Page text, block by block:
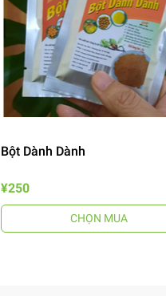
Bột Dành Dành
¥250
CHỌN MUA